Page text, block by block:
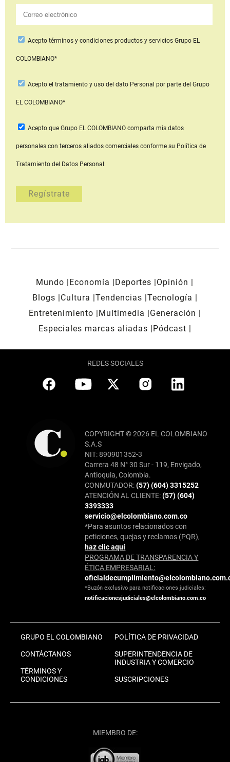
Aceptotérminos y condiciones productos y serviciosGrupo EL
COLOMBIANO*
Acepto el tratamiento y uso del dato Personal por parte del Grupo
EL COLOMBIANO*
Acepto que Grupo EL COLOMBIANOcomparta mis datos
personales con terceros aliados comerciales conforme su Política de
Tratamiento del Datos Personal.
Mundo Economía Deportes
Opinión
Blogs
Cultura Tendencias Tecnología
Entretenimiento
Multimedia
Generación
Especiales marcas aliadas
Pódcast
REDES SOCIALES
COPYRIGHT © 2026 EL COLOMBIANO
S.A.S
NIT: 890901352-3
Carrera 48 N° 30 Sur - 119, Envigado,
Antioquia, Colombia.
CONMUTADOR:(57) (604) 3315252
ATENCIÓN AL CLIENTE:(57) (604)
3393333
servicio@elcolombiano.com.co
*Para asuntos relacionados con
peticiones, quejas y reclamos (PQR),
haz clic aquí
PROGRAMA DE TRANSPARENCIA Y
ÉTICA EMPRESARIAL:
*Buzón exclusivo para notificaciones judiciales:
notificacionesjudiciales@elcolombiano.com.co
GRUPO EL COLOMBIANO
CONTÁCTANOS
TÉRMINOS Y
CONDICIONES
POLÍTICA DE PRIVACIDAD
SUPERINTENDENCIA DE
INDUSTRIA Y COMERCIO
SUSCRIPCIONES
MIEMBRO DE: